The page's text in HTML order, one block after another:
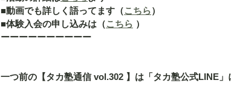
■動画でも詳しく語ってます（こちら）
■体験入会の申し込みは（こちら ）
ーーーーーーーーーー
一つ前の【タカ塾通信 vol.302 】は「タカ塾公式LINE」